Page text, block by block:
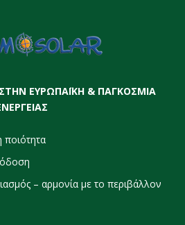
ΕΥΡΩΠΑΪΚΗ & ΠΑΓΚΟΣΜΙΑ
ποιότητα
– αρμονία με το περιβάλλον